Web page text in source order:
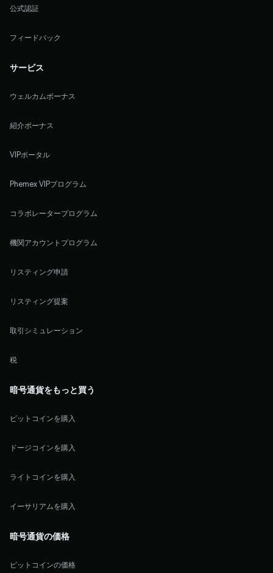
公式認証
フィードバック
サービス
ウェルカムボーナス
紹介ボーナス
VIPポータル
Phemex VIPプログラム
コラボレータープログラム
機関アカウントプログラム
リスティング申請
リスティング提案
取引シミュレーション
税
暗号通貨をもっと買う
ビットコインを購入
ドージコインを購入
ライトコインを購入
イーサリアムを購入
暗号通貨の価格
ビットコインの価格